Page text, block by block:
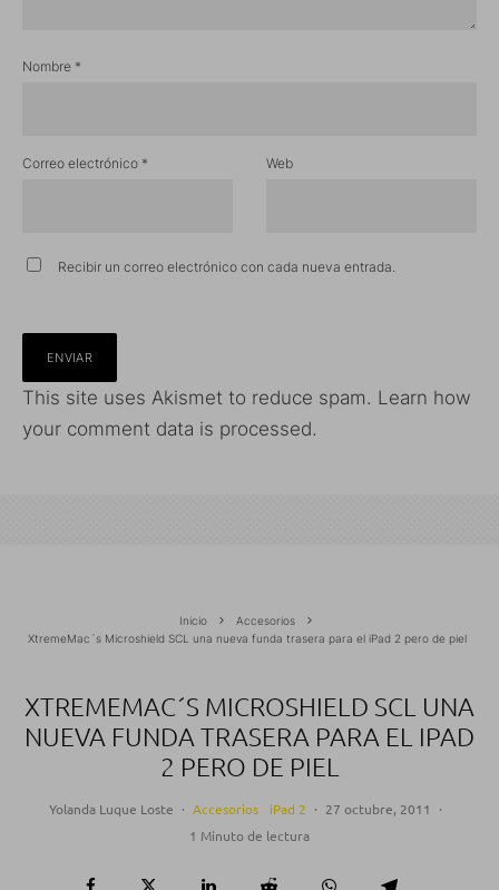
Nombre *
Correo electrónico * Web
Recibir un correo electrónico con cada nueva entrada.
This site uses Akismet to reduce spam. Learn how
your comment data is processed.
Inicio
Accesorios
XtremeMac´s Microshield SCL una nueva funda trasera para el iPad 2 pero de piel
XTREMEMAC´S MICROSHIELD SCL UNA
NUEVA FUNDA TRASERA PARA EL IPAD
2 PERO DE PIEL
Yolanda Luque Loste · Accesorios iPad 2 · 27 octubre, 2011
·
1 Minuto de lectura